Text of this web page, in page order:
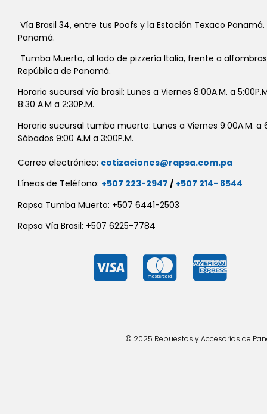
Vía Brasil 34, entre tus Poofs y la Estación Texaco
Panamá.
Tumba Muerto, al lado de pizzería Italia, frente a
República de Panamá.
Horario sucursal vía brasil: Lunes a Viernes 8:00A.M. a
8:30 A.M a 2:30P.M.
Horario sucursal tumba muerto: Lunes a Viernes 9:00A.M. a
Sábados 9:00 A.M a 3:00P.M.
Correo electrónico: cotizaciones@rapsa.com.pa
Líneas de Teléfono: +507 223-2947 / +507 214- 8544
Rapsa Tumba Muerto: +507 6441-2503
Rapsa Vía Brasil: +507 6225-7784
© 2025 Repuestos y Accesorios de